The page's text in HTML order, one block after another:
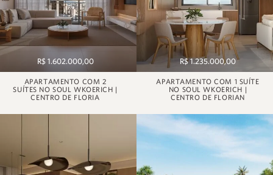
R$ 1.602.000,00
APARTAMENTO COM 2
SUÍTES NO SOUL WKOERICH |
CENTRO DE FLORIA
R$ 1.235.000,00
APARTAMENTO COM 1 SUÍTE
NO SOUL WKOERICH |
CENTRO DE FLORIAN